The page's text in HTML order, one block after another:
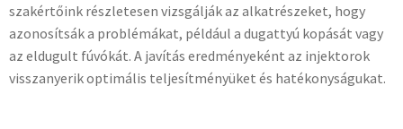
szakértőink részletesen vizsgálják az alkatrészeket, hogy
azonosítsák a problémákat, például a dugattyú kopását vagy
az eldugult fúvókát. A javítás eredményeként az injektorok
visszanyerik optimális teljesítményüket és hatékonyságukat.